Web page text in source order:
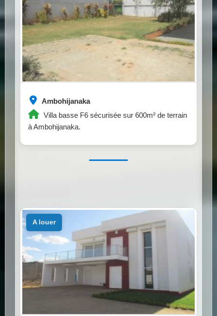
Ambohijanaka
Villa basse F6 sécurisée sur 600m² de terrain
à Ambohijanaka.
a louer